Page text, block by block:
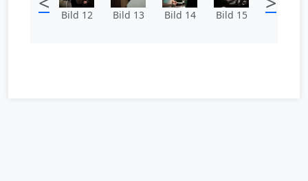
Bild 12 Bild 13 Bild 14 Bild 15